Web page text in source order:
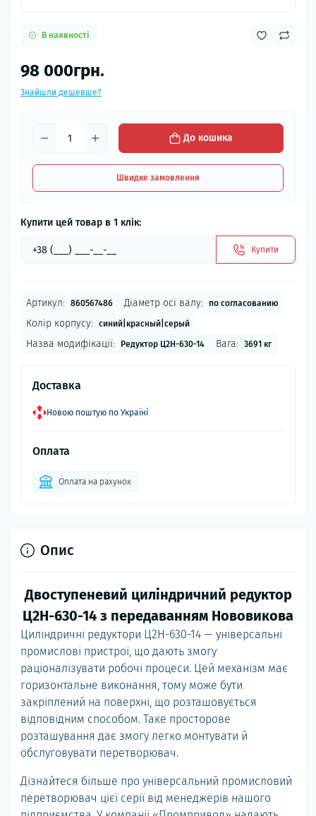
В наявності
98 000грн.
Знайшли дешевше?
До кошика
Швидке замовлення
Купити цей товар в 1 клік:
Купити
Артикул: 860567486 Діаметр осі валу: по согласованию
Колір корпусу: синий|красный|серый
Назва модифікації: Редуктор Ц2Н-630-14 Вага: 3691 кг
Доставка
Новою поштую по Україні
Оплата
Оплата на рахунок
Опис
Двоступеневий циліндричний редуктор
Ц2Н-630-14 з передаванням Нововикова
Циліндричні редуктори Ц2Н-630-14 — універсальні
промислові пристрої, що дають змогу
раціоналізувати робочі процеси. Цей механізм має
горизонтальне виконання, тому може бути
закріплений на поверхні, що розташовується
відповідним способом. Таке просторове
розташування дає змогу легко монтувати й
обслуговувати перетворювач.
Дізнайтеся більше про універсальний промисловий
перетворювач цієї серії від менеджерів нашого